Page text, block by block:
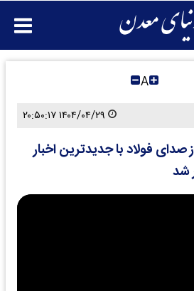
A
فولاد با جدیدترین اخبار
شد